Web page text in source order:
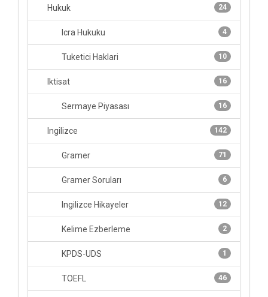
24
Hukuk
4
Icra Hukuku
10
Tuketici Haklari
16
Iktisat
16
Sermaye Piyasası
142
Ingilizce
71
Gramer
6
Gramer Soruları
12
Ingilizce Hikayeler
2
Kelime Ezberleme
1
KPDS-UDS
46
TOEFL